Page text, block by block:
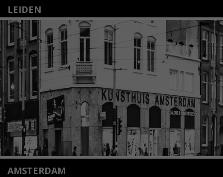
LEIDEN
Nieuwstraat 35
2312 KA Leiden
+31(0)71 – 52 84 480
info@kunsthuisleiden.nl
Lees meer
AMSTERDAM